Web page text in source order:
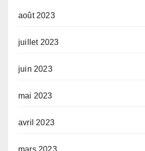
août 2023
juillet 2023
juin 2023
mai 2023
avril 2023